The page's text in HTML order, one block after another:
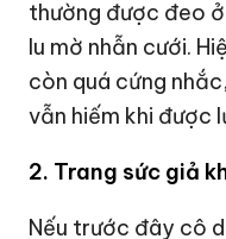
thường được đeo
lu mờ nhẫn cưới.
còn quá cứng
vẫn hiếm khi được
2. Trang sức giả
Nếu trước đây cô